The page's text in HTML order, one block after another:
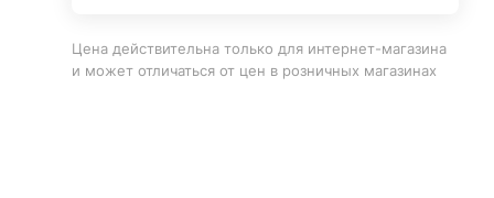
Цена действительна только для интернет-магазина
и может отличаться от цен в розничных магазинах